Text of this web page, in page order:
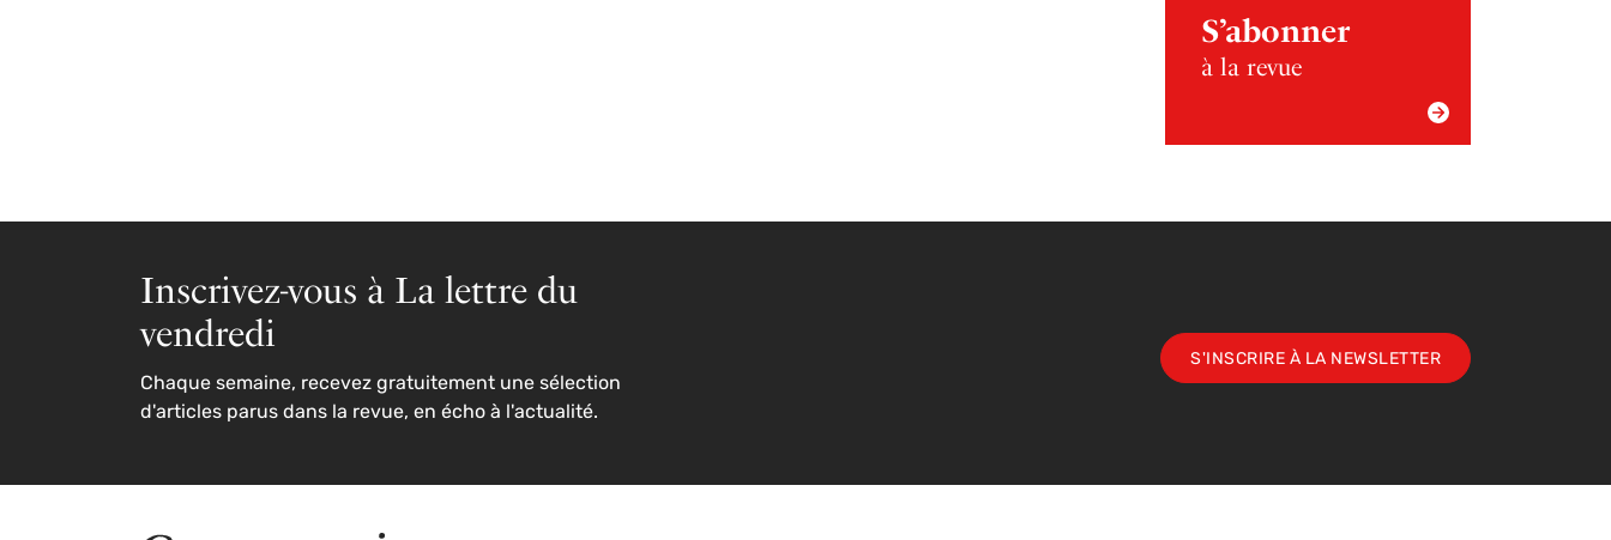
S’abonner
à la revue
Inscrivez-vous à La lettre du
vendredi
Chaque semaine, recevez gratuitement une sélection
d'articles parus dans la revue, en écho à l'actualité.
S'INSCRIRE À LA NEWSLETTER